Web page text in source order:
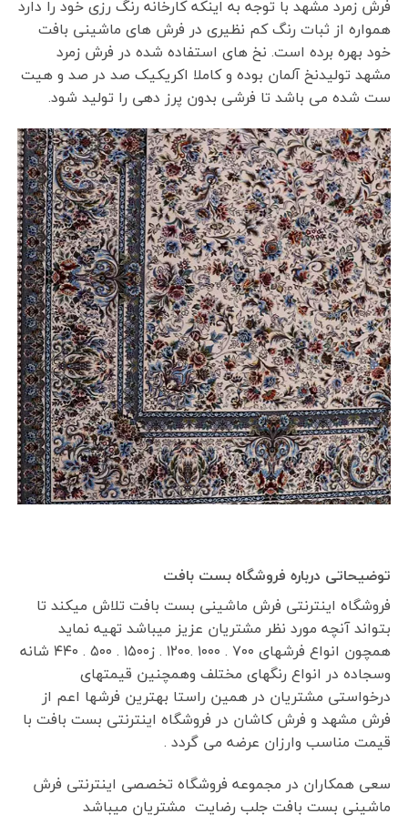
فرش زمرد مشهد با توجه به اینکه کارخانه رنگ رزی خود را دارد
همواره از ثبات رنگ کم نظیری در فرش های ماشینی بافت
خود بهره برده است. نخ های استفاده شده در فرش زمرد
مشهد تولیدنخ آلمان بوده و کاملا اکریکیک صد در صد و هیت
ست شده می باشد تا فرشی بدون پرز دهی را تولید شود.
توضیحاتی درباره فروشگاه بست بافت
فروشگاه اینترنتی فرش ماشینی بست بافت تلاش میکند تا
بتواند آنچه مورد نظر مشتریان عزیز میباشد تهیه نماید
همچون انواع فرشهای ۷۰۰ . ۱۰۰۰ .۱۲۰۰ . ز۱۵۰۰ . ۵۰۰ . ۴۴۰ شانه
وسجاده در انواع رنگهای مختلف وهمچنین قیمتهای
درخواستی مشتریان در همین راستا بهترین فرشها اعم از
فرش مشهد و فرش کاشان در فروشگاه اینترنتی بست بافت با
قیمت مناسب وارزان عرضه می گردد .
سعی همکاران در مجموعه فروشگاه تخصصی اینترنتی فرش
ماشینی بست بافت جلب رضایت مشتریان میباشد